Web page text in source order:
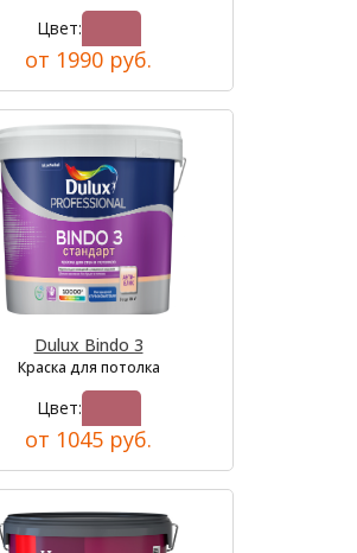
Цвет:
от 1990 руб.
Dulux Bindo 3
Краска для потолка
Цвет:
от 1045 руб.